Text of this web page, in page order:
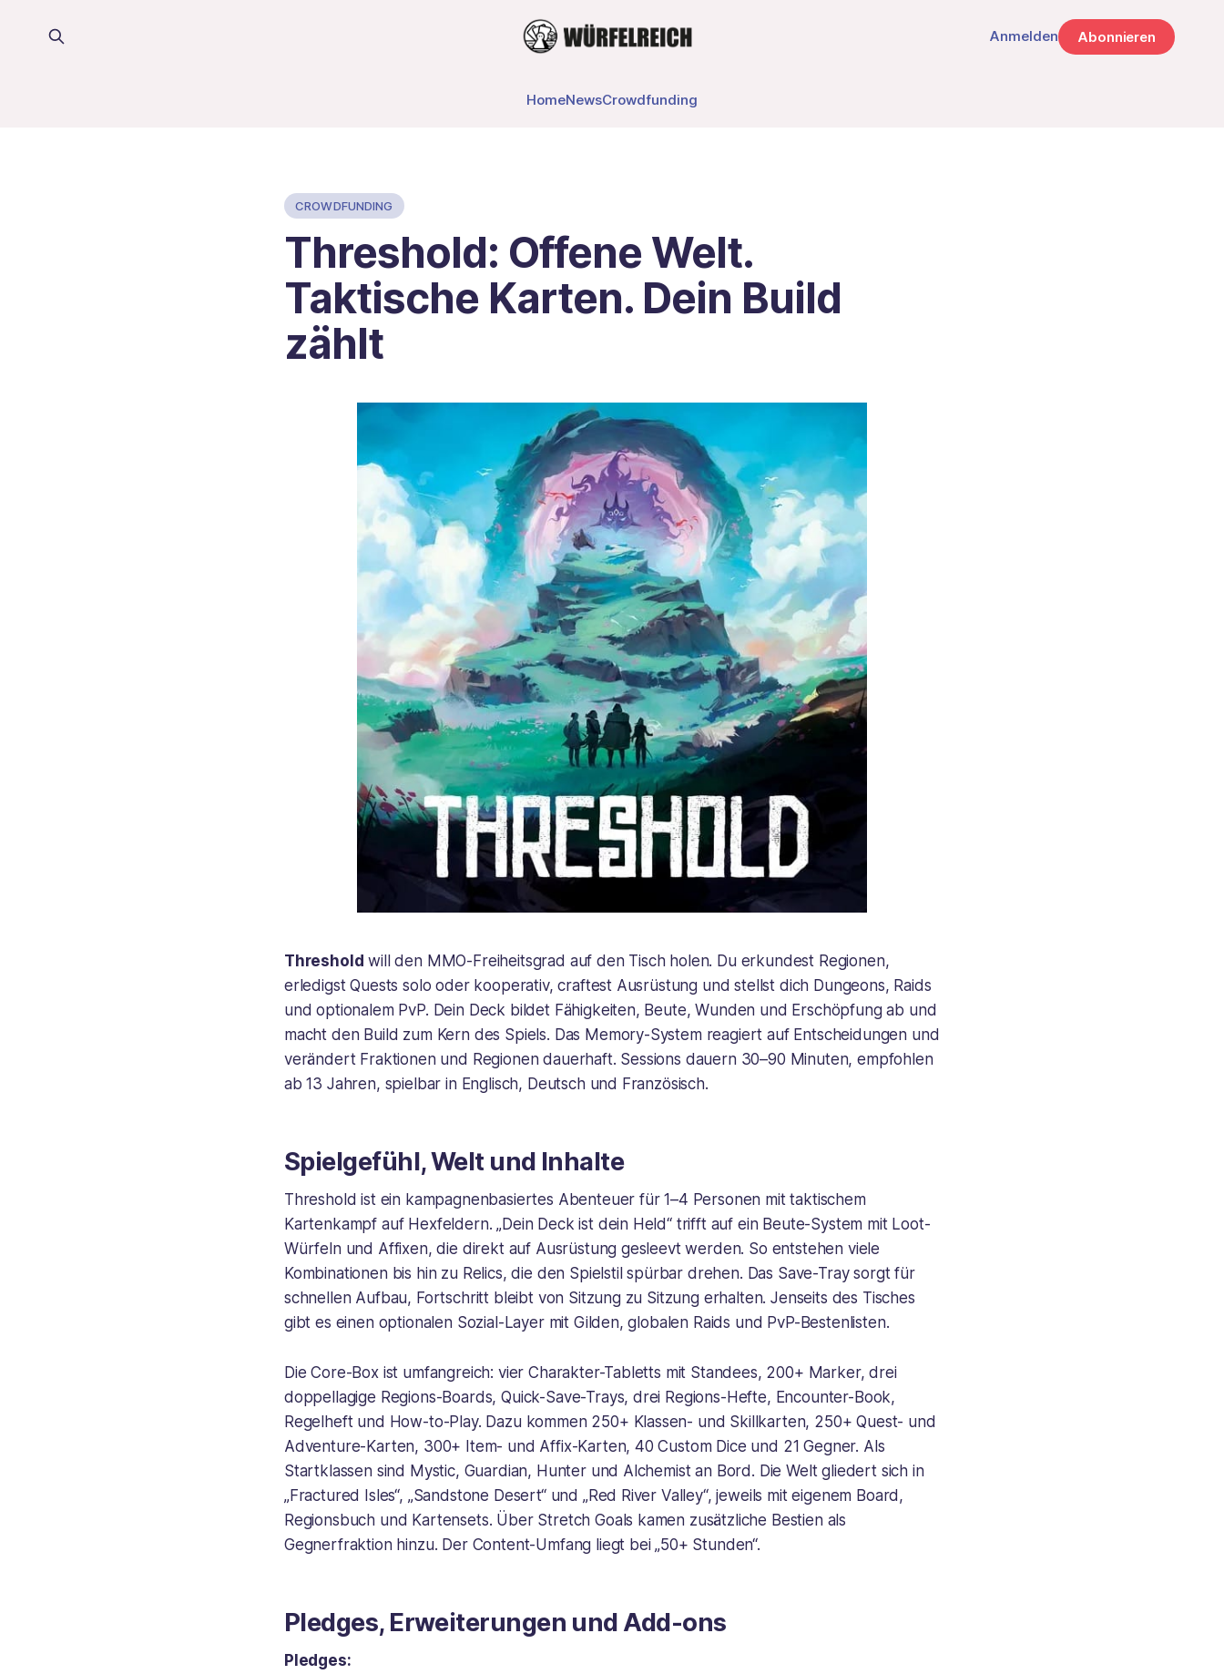
HomeNewsCrowdfunding
Anmelden Abonnieren
CROWDFUNDING
Threshold: Offene Welt.
Taktische Karten. Dein Build
zählt
Threshold will den MMO-Freiheitsgrad auf den Tisch holen. Du erkundest Regionen,
erledigst Quests solo oder kooperativ, craftest Ausrüstung und stellst dich Dungeons, Raids
und optionalem PvP. Dein Deck bildet Fähigkeiten, Beute, Wunden und Erschöpfung ab und
macht den Build zum Kern des Spiels. Das Memory-System reagiert auf Entscheidungen und
verändert Fraktionen und Regionen dauerhaft. Sessions dauern 30–90 Minuten, empfohlen
ab 13 Jahren, spielbar in Englisch, Deutsch und Französisch.
Spielgefühl, Welt und Inhalte
Threshold ist ein kampagnenbasiertes Abenteuer für 1–4 Personen mit taktischem
Kartenkampf auf Hexfeldern. „Dein Deck ist dein Held“ trifft auf ein Beute-System mit Loot-
Würfeln und Affixen, die direkt auf Ausrüstung gesleevt werden. So entstehen viele
Kombinationen bis hin zu Relics, die den Spielstil spürbar drehen. Das Save-Tray sorgt für
schnellen Aufbau, Fortschritt bleibt von Sitzung zu Sitzung erhalten. Jenseits des Tisches
gibt es einen optionalen Sozial-Layer mit Gilden, globalen Raids und PvP-Bestenlisten.
Die Core-Box ist umfangreich: vier Charakter-Tabletts mit Standees, 200+ Marker, drei
doppellagige Regions-Boards, Quick-Save-Trays, drei Regions-Hefte, Encounter-Book,
Regelheft und How-to-Play. Dazu kommen 250+ Klassen- und Skillkarten, 250+ Quest- und
Adventure-Karten, 300+ Item- und Affix-Karten, 40 Custom Dice und 21 Gegner. Als
Startklassen sind Mystic, Guardian, Hunter und Alchemist an Bord. Die Welt gliedert sich in
„Fractured Isles“, „Sandstone Desert“ und „Red River Valley“, jeweils mit eigenem Board,
Regionsbuch und Kartensets. Über Stretch Goals kamen zusätzliche Bestien als
Gegnerfraktion hinzu. Der Content-Umfang liegt bei „50+ Stunden“.
Pledges, Erweiterungen und Add-ons
Pledges: